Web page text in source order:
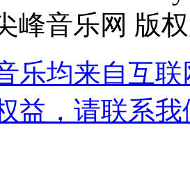
峰音乐网 版
乐均来自互
益，请联系